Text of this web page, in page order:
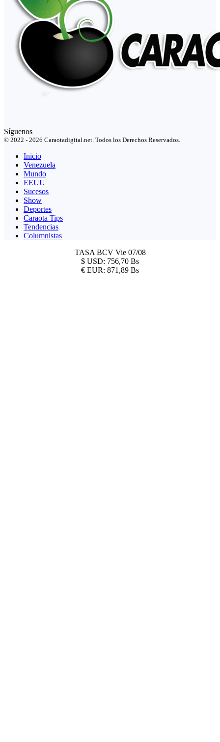
Síguenos
© 2022 - 2026 Caraotadigital.net. Todos los Derechos Reservados.
Inicio
Venezuela
Mundo
EEUU
Sucesos
Show
Deportes
Caraota Tips
Tendencias
Columnistas
TASA BCV Vie 07/08
$ USD: 756,70 Bs
€ EUR: 871,89 Bs